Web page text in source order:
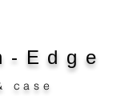
Edge
case